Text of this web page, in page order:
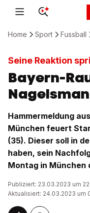
Home Sport Fussball
Seine Reaktion
Bayern-
Hammermeldung
München feuert
(35). Dieser soll in
haben, sein
Montag in München
Publiziert: 23.03.2023 um
Aktualisiert: 24.03.2023 um